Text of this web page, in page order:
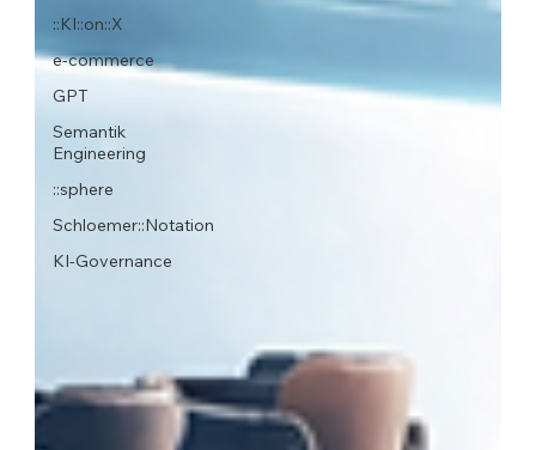
::KI::on::X
e-commerce
GPT
Semantik
Engineering
::sphere
Schloemer::Notation
KI-Governance